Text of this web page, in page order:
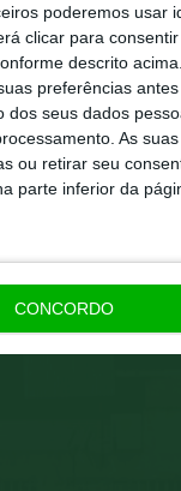
poderemos usar
clicar para
descrito
preferências
dos seus dados
As
ou retirar seu
parte inferior da
CONCORDO